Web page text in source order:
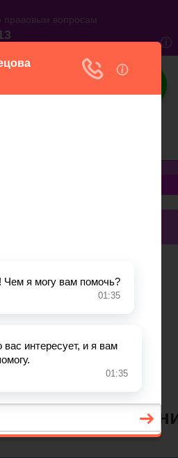
графу